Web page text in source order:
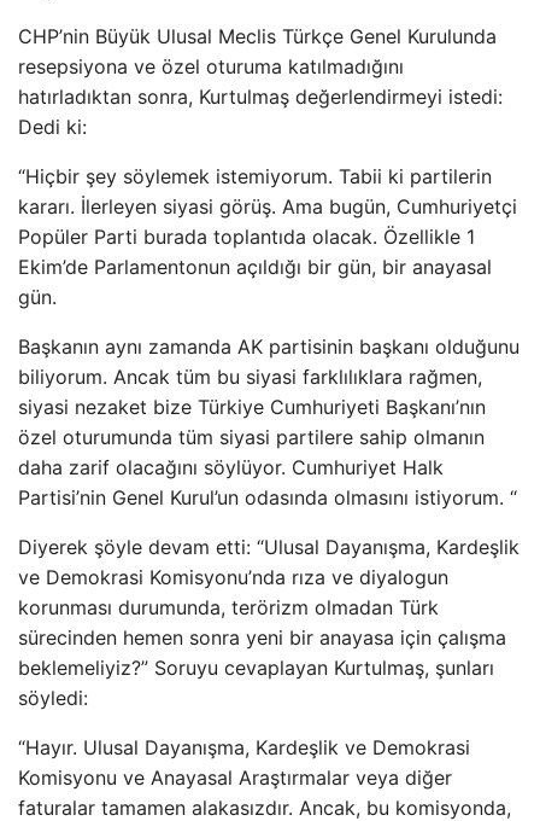
CHP’nin Büyük Ulusal Meclis Türkçe Genel Kurulunda
resepsiyona ve özel oturuma katılmadığını
hatırladıktan sonra, Kurtulmaş değerlendirmeyi istedi:
Dedi ki:
“Hiçbir şey söylemek istemiyorum. Tabii ki partilerin
kararı. İlerleyen siyasi görüş. Ama bugün, Cumhuriyetçi
Popüler Parti burada toplantıda olacak. Özellikle 1
Ekim’de Parlamentonun açıldığı bir gün, bir anayasal
gün.
Başkanın aynı zamanda AK partisinin başkanı olduğunu
biliyorum. Ancak tüm bu siyasi farklılıklara rağmen,
siyasi nezaket bize Türkiye Cumhuriyeti Başkanı’nın
özel oturumunda tüm siyasi partilere sahip olmanın
daha zarif olacağını söylüyor. Cumhuriyet Halk
Partisi’nin Genel Kurul’un odasında olmasını istiyorum. “
Diyerek şöyle devam etti: “Ulusal Dayanışma, Kardeşlik
ve Demokrasi Komisyonu’nda rıza ve diyalogun
korunması durumunda, terörizm olmadan Türk
sürecinden hemen sonra yeni bir anayasa için çalışma
beklemeliyiz?” Soruyu cevaplayan Kurtulmaş, şunları
söyledi:
“Hayır. Ulusal Dayanışma, Kardeşlik ve Demokrasi
Komisyonu ve Anayasal Araştırmalar veya diğer
faturalar tamamen alakasızdır. Ancak, bu komisyonda,